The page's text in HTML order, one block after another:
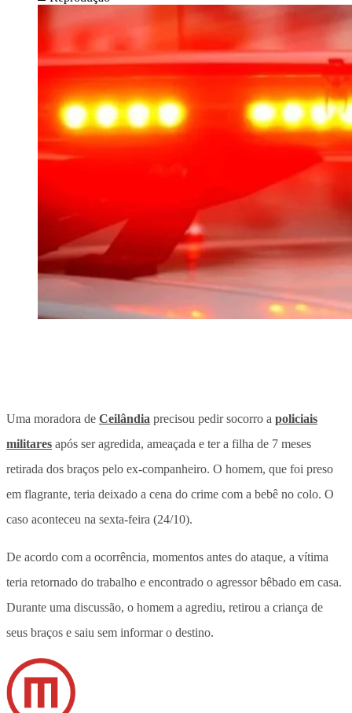
Uma moradora de Ceilândia precisou pedir socorro a policiais
militares após ser agredida, ameaçada e ter a filha de 7 meses
retirada dos braços pelo ex-companheiro. O homem, que foi preso
em flagrante, teria deixado a cena do crime com a bebê no colo. O
caso aconteceu na sexta-feira (24/10).
De acordo com a ocorrência, momentos antes do ataque, a vítima
teria retornado do trabalho e encontrado o agressor bêbado em casa.
Durante uma discussão, o homem a agrediu, retirou a criança de
seus braços e saiu sem informar o destino.